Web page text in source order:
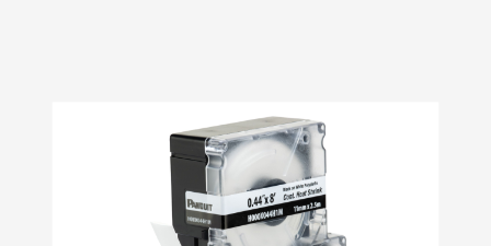
Bildergalerie